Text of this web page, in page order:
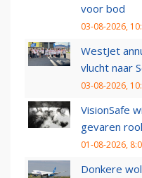
voor bod
03-08-2026,
WestJet
vlucht naar
03-08-2026,
VisionSafe
gevaren
01-08-2026,
Donkere